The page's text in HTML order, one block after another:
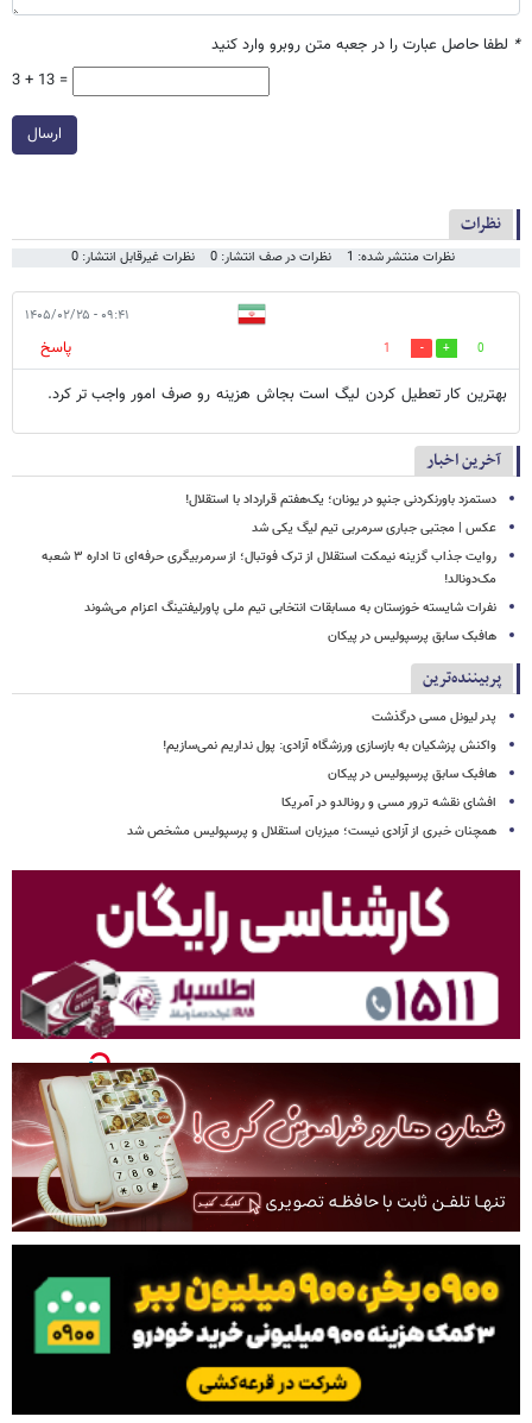
* لطفا حاصل عبارت را در جعبه متن روبرو وارد کنید
3 + 13 =
ارسال
نظرات
نظرات منتشر شده: 1 نظرات در صف انتشار: 0 نظرات غیرقابل انتشار: 0
۰۹:۴۱ - ۱۴۰۵/۰۲/۲۵
0
1
پاسخ
بهترین کار تعطیل کردن لیگ است بجاش هزینه رو صرف امور واجب تر کرد.
آخرین اخبار
دستمزد باورنکردنی جنپو در یونان؛ یک‌هفتم قرارداد با استقلال!
عکس | مجتبی جباری سرمربی تیم لیگ یکی شد
روایت جذاب گزینه نیمکت استقلال از ترک فوتبال؛ از سرمربیگری حرفه‌ای تا اداره ۳ شعبه
مک‌دونالد!
نفرات شایسته خوزستان به مسابقات انتخابی تیم ملی پاورلیفتینگ اعزام می‌شوند
هافبک سابق پرسپولیس در پیکان
پربیننده‌ترین
پدر لیونل مسی درگذشت
واکنش پزشکیان به بازسازی ورزشگاه آزادی: پول نداریم نمی‌سازیم!
هافبک سابق پرسپولیس در پیکان
افشای نقشه ترور مسی و رونالدو در آمریکا
همچنان خبری از آزادی نیست؛ میزبان استقلال و پرسپولیس مشخص شد